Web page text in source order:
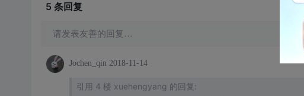
5 条回复
请发表友善的回复…
Jochen_qin 2018-11-14
引用 4 楼 xuehengyang 的回复: